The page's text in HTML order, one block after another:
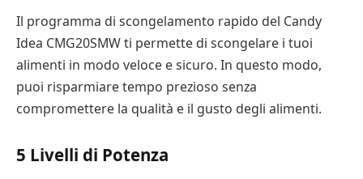
Il programma di scongelamento rapido del Candy
Idea CMG20SMW ti permette di scongelare i tuoi
alimenti in modo veloce e sicuro. In questo modo,
puoi risparmiare tempo prezioso senza
compromettere la qualità e il gusto degli alimenti.
5 Livelli di Potenza